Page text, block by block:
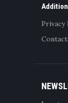
Privacy